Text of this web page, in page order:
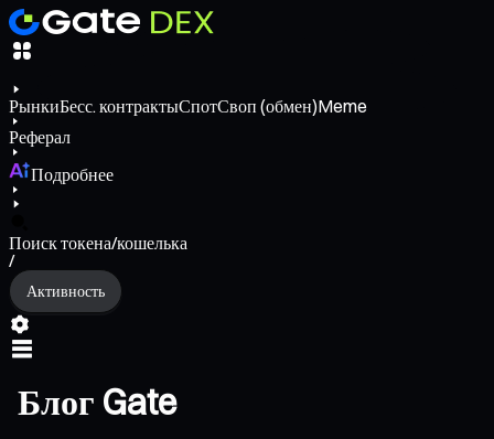
РынкиБесс. контрактыСпотСвоп (обмен)Meme
Реферал
Подробнее
Поиск токена/кошелька
/
Активность
Блог Gate